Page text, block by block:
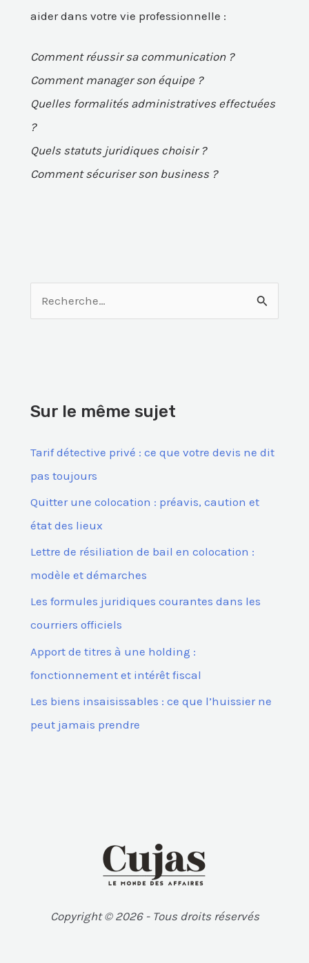
aider dans votre vie professionnelle :
Comment réussir sa communication ?
Comment manager son équipe ?
Quelles formalités administratives effectuées
?
Quels statuts juridiques choisir ?
Comment sécuriser son business ?
Sur le même sujet
Tarif détective privé : ce que votre devis ne dit
pas toujours
Quitter une colocation : préavis, caution et
état des lieux
Lettre de résiliation de bail en colocation :
modèle et démarches
Les formules juridiques courantes dans les
courriers officiels
Apport de titres à une holding :
fonctionnement et intérêt fiscal
Les biens insaisissables : ce que l’huissier ne
peut jamais prendre
Copyright © 2026 - Tous droits réservés